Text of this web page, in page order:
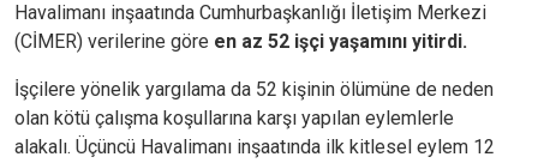
Havalimanı inşaatında Cumhurbaşkanlığı İletişim Merkezi
(CİMER) verilerine göre en az 52 işçi yaşamını yitirdi.
İşçilere yönelik yargılama da 52 kişinin ölümüne de neden
olan kötü çalışma koşullarına karşı yapılan eylemlerle
alakalı. Üçüncü Havalimanı inşaatında ilk kitlesel eylem 12